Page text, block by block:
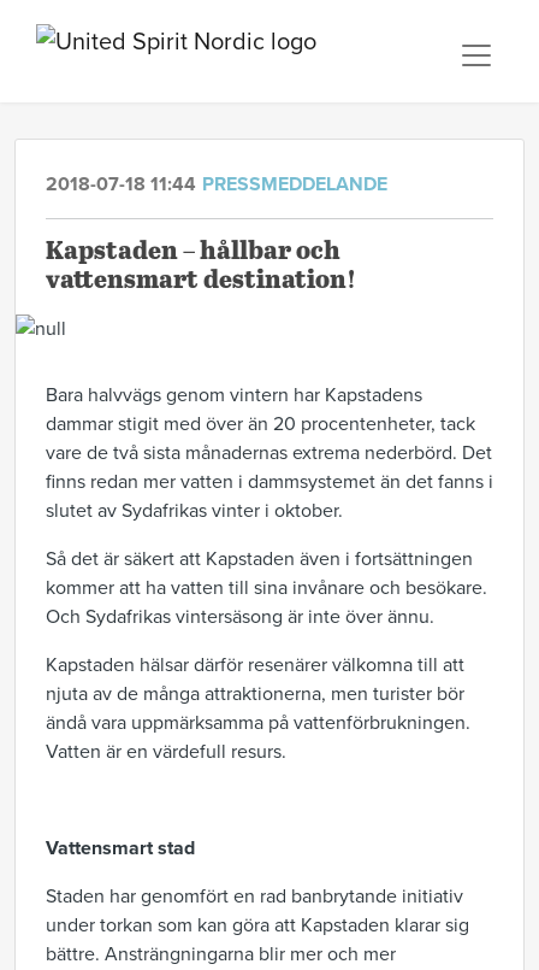
2018-07-18 11:44 PRESSMEDDELANDE
Kapstaden – hållbar och
vattensmart destination!
Bara halvvägs genom vintern har Kapstadens
dammar stigit med över än 20 procentenheter, tack
vare de två sista månadernas extrema nederbörd. Det
finns redan mer vatten i dammsystemet än det fanns i
slutet av Sydafrikas vinter i oktober.
Så det är säkert att Kapstaden även i fortsättningen
kommer att ha vatten till sina invånare och besökare.
Och Sydafrikas vintersäsong är inte över ännu.
Kapstaden hälsar därför resenärer välkomna till att
njuta av de många attraktionerna, men turister bör
ändå vara uppmärksamma på vattenförbrukningen.
Vatten är en värdefull resurs.
Vattensmart stad
Staden har genomfört en rad banbrytande initiativ
under torkan som kan göra att Kapstaden klarar sig
bättre. Ansträngningarna blir mer och mer